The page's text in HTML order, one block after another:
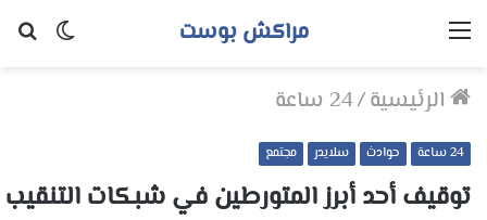
الوضع
مراكش بوست القائمة
الرئيسية/24 ساعة
24 ساعة حوادث سلايدر مجتمع
توقيف أحد أبرز المتورطين في شبكات التنقيب